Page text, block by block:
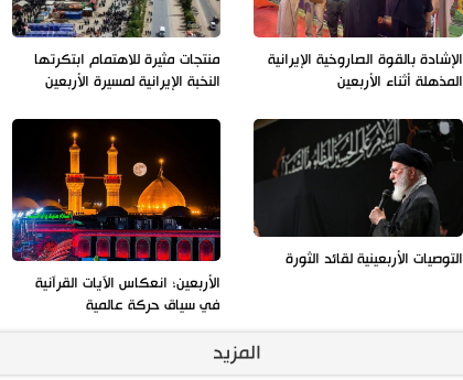
الإشادة بالقوة الصاروخية الإيرانية
المذهلة أثناء الأربعين
منتجات مثيرة للاهتمام ابتكرتها
النخبة الإيرانية لمسيرة الأربعين
التوصيات الأربعينية لقائد الثورة
الأربعين؛ انعكاس الآيات القرآنية
في سياق حركة عالمية
المزيد